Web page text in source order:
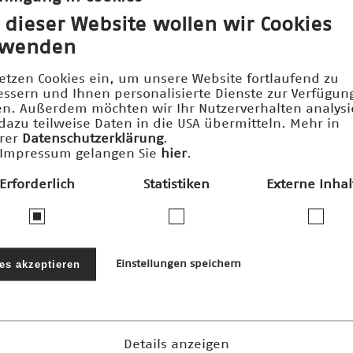
und die damit verbundenen
dieser Website wollen wir Cookies
Cookies ein, um unsere Website fortlaufend zu
und Ihnen personalisierte Dienste zur
Außerdem möchten wir Ihr Nutzerverhalten
teilweise Daten in die USA übermitteln. Mehr in
Datenschutzerklärung.
gelangen Sie
hier
Erforderlich Statistiken Externe
akzeptieren Einstellungen speichern
Details anzeigen